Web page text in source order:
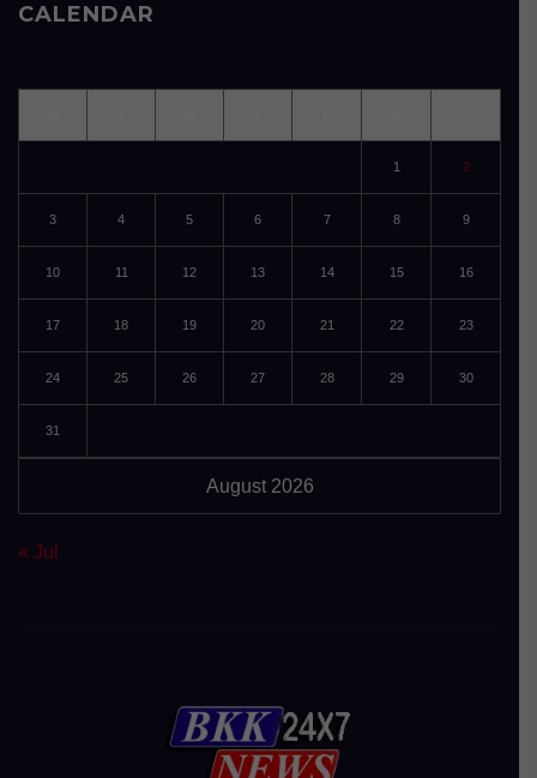
CALENDAR
August 2026
1 2
3 4 5 6 7 8 9
10 11 12 13 14 15 16
17 18 19 20 21 22 23
24 25 26 27 28 29 30
31
« Jul